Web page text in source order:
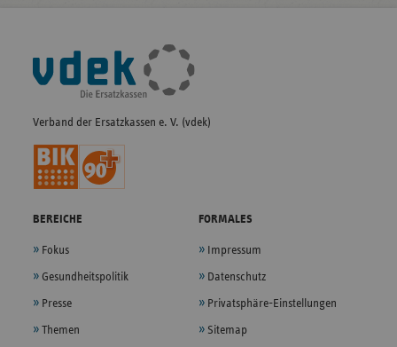
Fußleisten-
Navigation
Verband der Ersatzkassen e. V. (vdek)
BEREICHE
Fokus
Gesundheitspolitik
Presse
Themen
FORMALES
Impressum
Datenschutz
Privatsphäre-Einstellungen
Sitemap